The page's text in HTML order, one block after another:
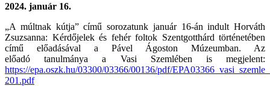
2024. január 16.
„A múltnak kútja” című sorozatunk január 16-án indult Horváth
Zsuzsanna: Kérdőjelek és fehér foltok Szentgotthárd történetében
című előadásával a Pável Ágoston Múzeumban. Az
előadótanulmánya a Vasi Szemlében is megjelent:
https://epa.oszk.hu/03300/03366/00136/pdf/
201.pdf